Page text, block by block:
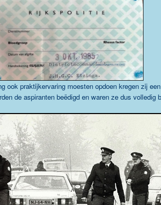
ook praktijkervaring moesten opdoen kregen zij
de aspiranten beëdigd en waren ze dus volledig